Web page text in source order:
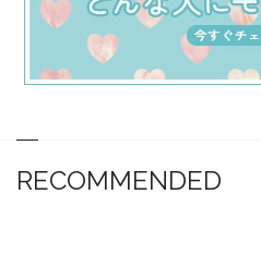
RECOMMENDED